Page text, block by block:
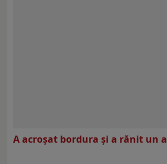
A acroșat bordura și a rănit un